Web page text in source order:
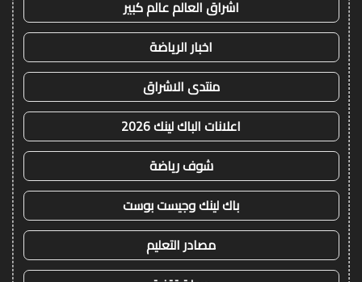
اشراق العالم عالم كبير
اخبار الرياضة
منتدى الاشراق
اعلانات الباك لينك 2026
شوف رياضة
باك لينك وجيست بوست
مصادر التعليم